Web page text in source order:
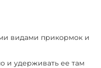
видами прикормок и
и удерживать ее там